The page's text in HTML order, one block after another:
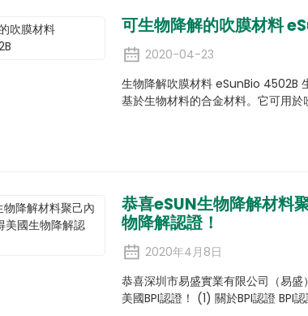
可生物降解的吹膜材料
2020-04-23
生物降解吹膜材料 eSunBio 4502B
基於生物材料的合金材料。它可用
恭喜eSUN生物降解材料
物降解認證！
2020年4月8日
恭喜深圳市易盛實業有限公司（易
美國BPI認證！ (1) 關於BPI認證 BPI